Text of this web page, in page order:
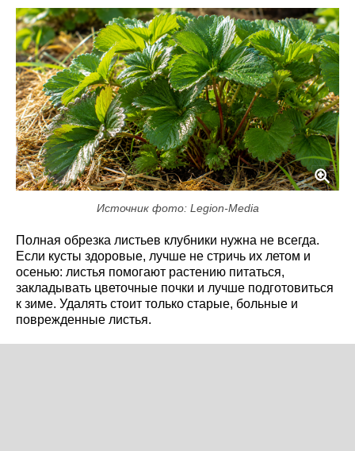
Источник фото: Legion-Media
Полная обрезка листьев клубники нужна не всегда.
Если кусты здоровые, лучше не стричь их летом и
осенью: листья помогают растению питаться,
закладывать цветочные почки и лучше подготовиться
к зиме. Удалять стоит только старые, больные и
поврежденные листья.